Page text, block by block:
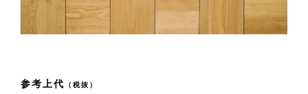
参考上代 （税抜）